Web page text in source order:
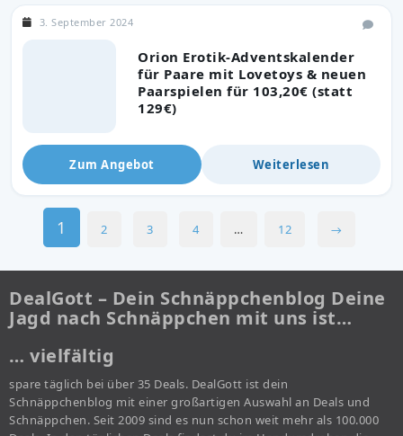
Orion Erotik-Adventskalender
für Paare mit Lovetoys & neuen
Paarspielen für 103,20€ (statt
129€)
3. September 2024
Zum Angebot Weiterlesen
1 2 3 4 … 12 →
DealGott – Dein Schnäppchenblog Deine
Jagd nach Schnäppchen mit uns ist…
… vielfältig
spare täglich bei über 35 Deals. DealGott ist dein
Schnäppchenblog mit einer großartigen Auswahl an Deals und
Schnäppchen. Seit 2009 sind es nun schon weit mehr als 100.000